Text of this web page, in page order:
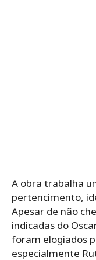
A obra trabalha
pertencimento,
Apesar de não
indicadas do
foram elogiados
especialmente